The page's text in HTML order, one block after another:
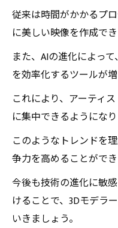
従来は時間がかかるプ
に美しい映像を作成でき
また、AIの進化によっ
を効率化するツールが増
これにより、アーティ
に集中できるようになり
このようなトレンドを
争力を高めることができ
今後も技術の進化に敏
けることで、3Dモデラ
いきましょう。